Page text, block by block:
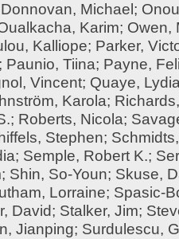
Michael ;
Karim; Owen,
Kalliope; Parker,
; Paunio, Tiina; Payne,
Vincent; Quaye,
Karola;
; Roberts, Nicola;
Stephen;
; Semple, Robert K.;
; Shin, So-Youn; Skuse,
Lorraine; Spasic-
David; Stalker, Jim;
Jianping; Surdulescu,